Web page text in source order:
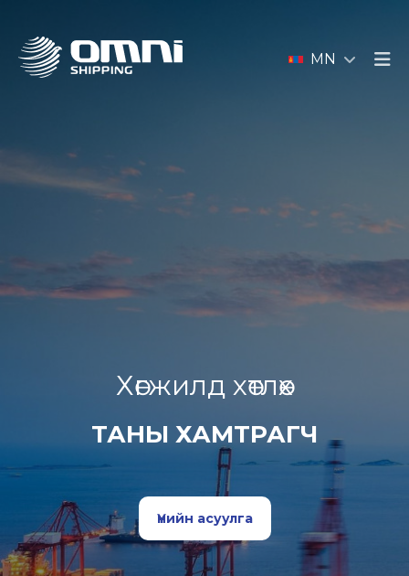
MN
Хөгжилд хөтлөх
ТАНЫ ХАМТРАГЧ
Үнийн асуулга